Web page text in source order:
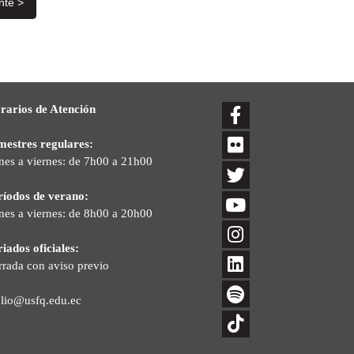
de Atención
regulares:
a viernes: de 7h00 a 21h00
de verano:
a viernes: de 8h00 a 20h00
oficiales:
con aviso previo